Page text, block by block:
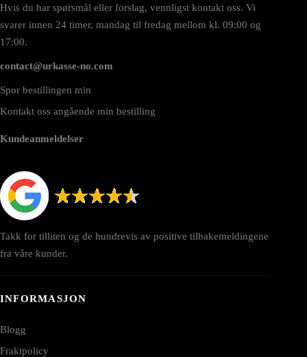
Hvis du har spørsmål eller forslag, vennligst kontakt oss. Vi
svarer innen 24 timer, mandag til fredag mellom kl. 09:00 og
17:00.
contact@urkasse-no.com
Spor bestillingen min
Kontakt oss angående min bestilling
Kundeanmeldelser
Takk for tilliten og de hundrevis av positive tilbakemeldingene
fra våre kunder.
INFORMASJON
Blogg
Fraktpolicy